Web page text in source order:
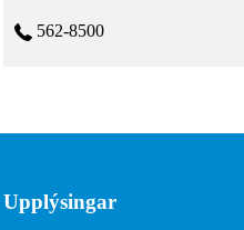
562-8500
Upplýsingar